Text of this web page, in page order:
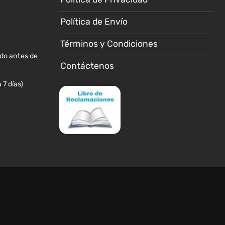
antes de
días)
Política de Envío
Términos y Condiciones
Contáctenos